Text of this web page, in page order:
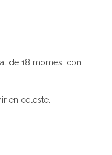
de 18 momes, con
en celeste.